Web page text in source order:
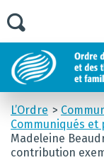
L’Ordre
Communiqués
Madeleine
contribution